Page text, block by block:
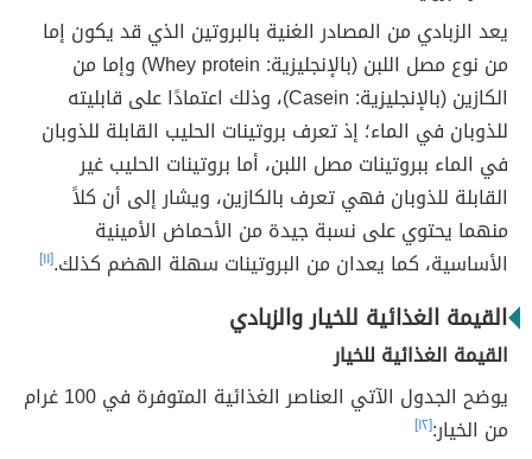
يعد الزبادي من المصادر الغنية بالبروتين الذي قد يكون إما
من نوع مصل اللبن (بالإنجليزية: Whey protein)‏ وإما من
الكازين (بالإنجليزية: Casein)، وذلك اعتمادًا على قابليته
للذوبان في الماء؛ إذ تعرف بروتينات الحليب القابلة للذوبان
في الماء ببروتينات مصل اللبن، أما بروتينات الحليب غير
القابلة للذوبان فهي تعرف بالكازين، ويشار إلى أن كلاً
منهما يحتوي على نسبة جيدة من الأحماض الأمينية
الأساسية، كما يعدان من البروتينات سهلة الهضم كذلك.[١١]
القيمة الغذائية للخيار والزبادي
القيمة الغذائية للخيار
يوضح الجدول الآتي العناصر الغذائية المتوفرة في 100 غرام
من الخيار:[١٢]